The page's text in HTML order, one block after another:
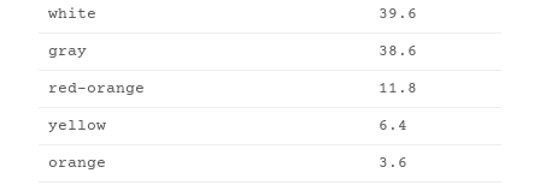
white 39.6
gray 38.6
red-orange 11.8
yellow 6.4
orange 3.6